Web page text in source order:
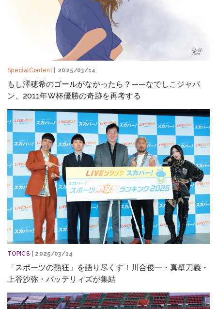
SpecialContent | 2025/03/14
もし澤穂希のゴールがなかったら？——なでしこジャパ
ン、2011年W杯優勝の奇跡を再考する
TOPICS | 2025/03/14
「スポーツの熱狂」を語り尽くす！川合俊一・真壁刀義・
上谷沙弥・バッテリィズが集結